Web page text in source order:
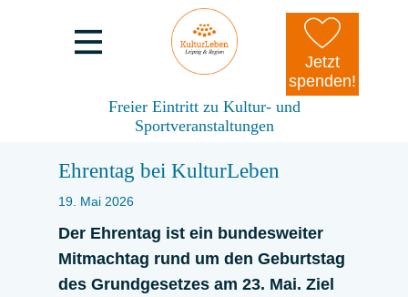
Jetzt
spenden!
Freier Eintritt zu Kultur- und
Sportveranstaltungen
Ehrentag bei KulturLeben
19. Mai 2026
Der Ehrentag ist ein bundesweiter
Mitmachtag rund um den Geburtstag
des Grundgesetzes am 23. Mai. Ziel